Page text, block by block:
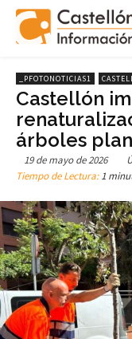
_PFOTONOTICIAS1
Castellón
árboles
19 de mayo de 2026
Tiempo de Lectura:1